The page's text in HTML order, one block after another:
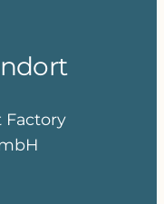
Factory